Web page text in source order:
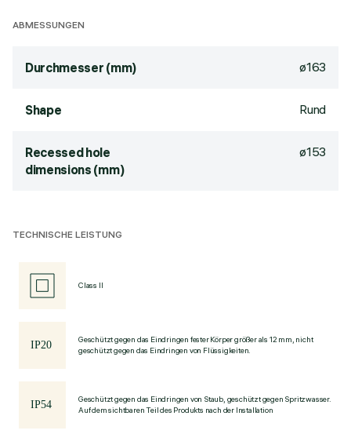
ABMESSUNGEN
Durchmesser (mm) ø163
Shape Rund
Recessed hole
dimensions (mm)
ø153
TECHNISCHE LEISTUNG
Class II
Geschützt gegen das Eindringen fester Körper größer als 12 mm, nicht
geschützt gegen das Eindringen von Flüssigkeiten.
Geschützt gegen das Eindringen von Staub, geschützt gegen Spritzwasser.
Auf dem sichtbaren Teil des Produkts nach der Installation